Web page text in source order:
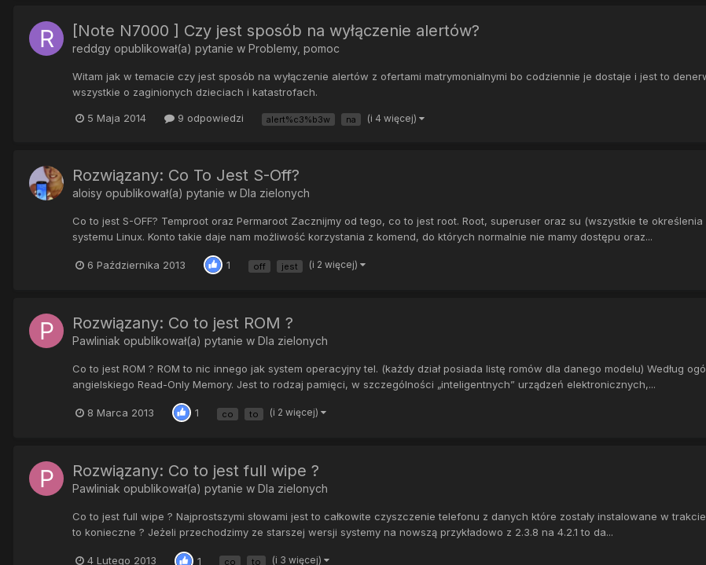
[Note N7000 ] Czy jest sposób na wyłączenie alertów?
reddgy opublikował(a) pytanie w Problemy, pomoc
Witam jak w temacie czy jest sposób na wyłączenie alertów z ofertami matrymonialnymi bo codziennie je dostaje i jest to
wszystkie o zaginionych dzieciach i katastrofach.
5 Maja 2014 9 odpowiedzi alert%c3%b3w na (i 4 więcej)
Rozwiązany: Co To Jest S-Off?
aloisy opublikował(a) pytanie w Dla zielonych
Co to jest S-OFF? Temproot oraz Permaroot Zacznijmy od tego, co to jest root. Root, superuser oraz su (wszystkie te
systemu Linux. Konto takie daje nam możliwość korzystania z komend, do których normalnie nie mamy dostępu oraz...
6 Października 2013 1 off jest (i 2 więcej)
Rozwiązany: Co to jest ROM ?
Pawliniak opublikował(a) pytanie w Dla zielonych
Co to jest ROM ? ROM to nic innego jak system operacyjny tel. (każdy dział posiada listę romów dla danego modelu) Według
angielskiego Read-Only Memory. Jest to rodzaj pamięci, w szczególności „inteligentnych” urządzeń elektronicznych,...
8 Marca 2013 1 co to (i 2 więcej)
Rozwiązany: Co to jest full wipe ?
Pawliniak opublikował(a) pytanie w Dla zielonych
Co to jest full wipe ? Najprostszymi słowami jest to całkowite czyszczenie telefonu z danych które zostały instalowane w
to konieczne ? Jeżeli przechodzimy ze starszej wersji systemy na nowszą przykładowo z 2.3.8 na 4.2.1 to da...
4 Lutego 2013 1 co to (i 3 więcej)